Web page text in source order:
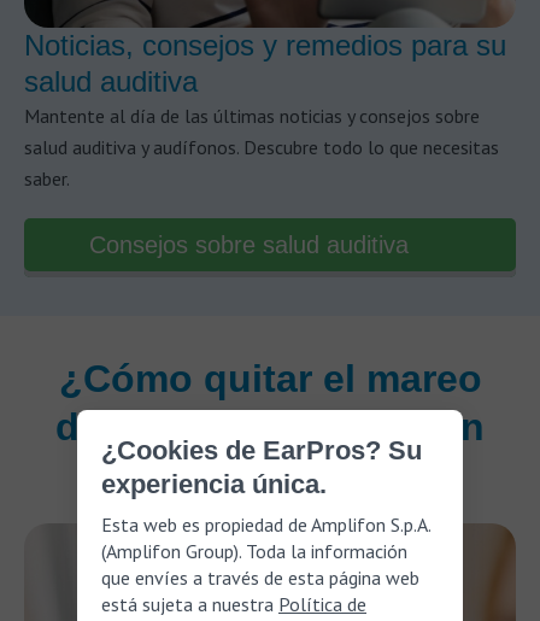
Noticias, consejos y remedios para su
salud auditiva
Mantente al día de las últimas noticias y consejos sobre
salud auditiva y audífonos. Descubre todo lo que necesitas
saber.
Consejos sobre salud auditiva
¿Cómo quitar el mareo
después de un viaje en
barco?
¿Cookies de EarPros? Su
experiencia única.
Esta web es propiedad de Amplifon S.p.A.
(Amplifon Group). Toda la información
que envíes a través de esta página web
está sujeta a nuestra Política de